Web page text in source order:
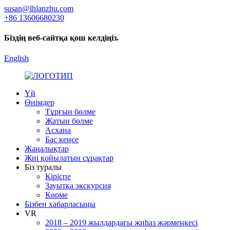
susan@lhlanzhu.com
+86 13606680230
Біздің веб-сайтқа қош келдіңіз.
English
Үй
Өнімдер
Тұрғын бөлме
Жатын бөлме
Асхана
Бас кеңсе
Жаңалықтар
Жиі қойылатын сұрақтар
Біз туралы
Кіріспе
Зауытқа экскурсия
Көрме
Бізбен хабарласыңы
VR
2018 – 2019 жылдардағы жиһаз жәрмеңкесі